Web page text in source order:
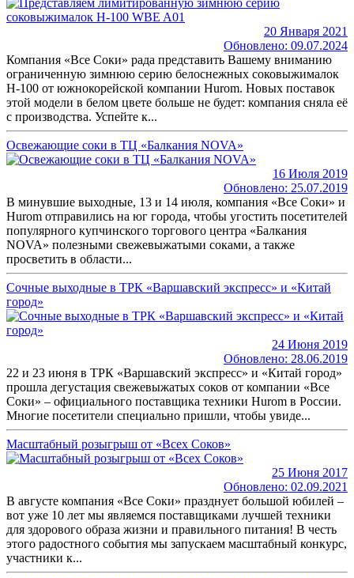
20 Января 2021
Обновлено: 09.07.2024
Компания «Все Соки» рада представить Вашему вниманию
ограниченную зимнюю серию белоснежных соковыжималок
H-100 от южнокорейской компании Hurom. Новых поставок
этой модели в белом цвете больше не будет: компания сняла её
с производства. Успейте к...
Освежающие соки в ТЦ «Балкания NOVA»
16 Июля 2019
Обновлено: 25.07.2019
В минувшие выходные, 13 и 14 июля, компания «Все Соки» и
Hurom отправились на юг города, чтобы угостить посетителей
популярного купчинского торгового центра «Балкания
NOVA» полезными свежевыжатыми соками, а также
просветить в области...
Cочные выходные в ТРК «Варшавский экспресс» и «Китай
город»
24 Июня 2019
Обновлено: 28.06.2019
22 и 23 июня в ТРК «Варшавский экспресс» и «Китай город»
прошла дегустация свежевыжатых соков от компании «Все
Соки» – официального поставщика техники Hurom в России.
Многие посетители специально пришли, чтобы увиде...
Масштабный розыгрыш от «Всех Соков»
25 Июня 2017
Обновлено: 02.09.2021
В августе компания «Все Соки» празднует большой юбилей –
вот уже 10 лет мы являемся поставщиками лучшей техники
для здорового образа жизни и правильного питания! В честь
этого радостного события мы запускаем масштабный конкурс,
участники к...